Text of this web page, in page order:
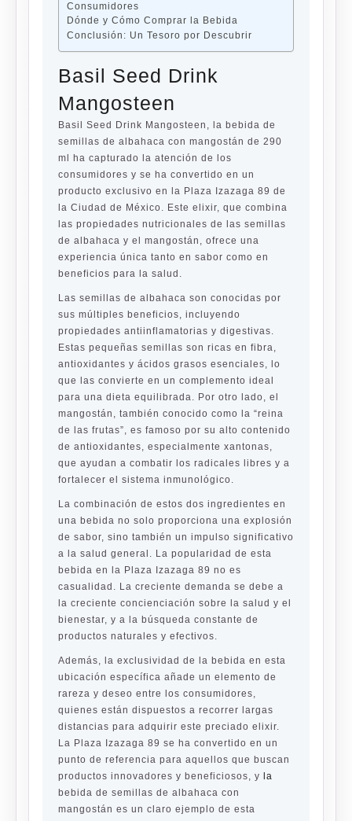
Consumidores
Dónde y Cómo Comprar la Bebida
Conclusión: Un Tesoro por Descubrir
Basil Seed Drink
Mangosteen
Basil Seed Drink Mangosteen, la bebida de
semillas de albahaca con mangostán de 290
ml ha capturado la atención de los
consumidores y se ha convertido en un
producto exclusivo en la Plaza Izazaga 89 de
la Ciudad de México. Este elixir, que combina
las propiedades nutricionales de las semillas
de albahaca y el mangostán, ofrece una
experiencia única tanto en sabor como en
beneficios para la salud.
Las semillas de albahaca son conocidas por
sus múltiples beneficios, incluyendo
propiedades antiinflamatorias y digestivas.
Estas pequeñas semillas son ricas en fibra,
antioxidantes y ácidos grasos esenciales, lo
que las convierte en un complemento ideal
para una dieta equilibrada. Por otro lado, el
mangostán, también conocido como la “reina
de las frutas”, es famoso por su alto contenido
de antioxidantes, especialmente xantonas,
que ayudan a combatir los radicales libres y a
fortalecer el sistema inmunológico.
La combinación de estos dos ingredientes en
una bebida no solo proporciona una explosión
de sabor, sino también un impulso significativo
a la salud general. La popularidad de esta
bebida en la Plaza Izazaga 89 no es
casualidad. La creciente demanda se debe a
la creciente concienciación sobre la salud y el
bienestar, y a la búsqueda constante de
productos naturales y efectivos.
Además, la exclusividad de la bebida en esta
ubicación específica añade un elemento de
rareza y deseo entre los consumidores,
quienes están dispuestos a recorrer largas
distancias para adquirir este preciado elixir.
La Plaza Izazaga 89 se ha convertido en un
punto de referencia para aquellos que buscan
productos innovadores y beneficiosos, y
la
bebida de semillas de albahaca con
mangostán es un claro ejemplo de esta